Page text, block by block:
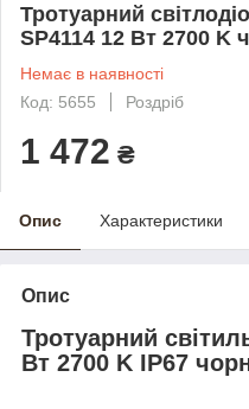
Тротуарний
SP4114 12 Вт 2700 K
Немає в наявності
Код: 5655
Роздріб
1 472 ₴
Опис Характеристики
Опис
Тротуарний
Вт 2700 K IP67